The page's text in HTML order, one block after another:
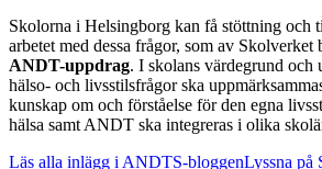
Skolorna i Helsingborg kan få stöttning och
arbetet med dessa frågor, som av Skolverket
ANDT-uppdrag. I skolans värdegrund och
hälso- och livsstilsfrågor ska
kunskap om och förståelse för den egna
hälsa samt ANDT ska integreras i olika
Läs alla inlägg i ANDTS-bloggenLyssna på